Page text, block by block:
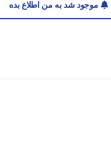
این کفش دویدن اسپورتلند
کفش ورزشی بهره‌مند شوید
موجود شد به من اطلاع بده